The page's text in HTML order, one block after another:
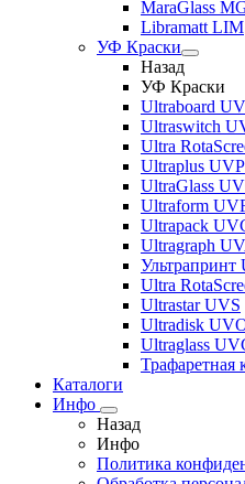
MaraGlass
Libramatt LIM
УФ Краски
Назад
УФ Краски
Ultraboard
Ultraswitch
Ultra
Ultraplus UVP
UltraGlass
Ultraform
Ultrapack
Ultragraph
Ультрапринт
Ultra
Ultrastar UVS
Ultradisk
Ultraglass
Трафаретная
Каталоги
Инфо
Назад
Инфо
Политика